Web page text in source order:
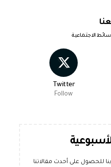
الاجتماعية
Twitter
Follow
للحصول على أحدث مقالاتنا